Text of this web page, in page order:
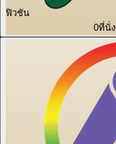
ฟิวชัน
0ที่นั่ง